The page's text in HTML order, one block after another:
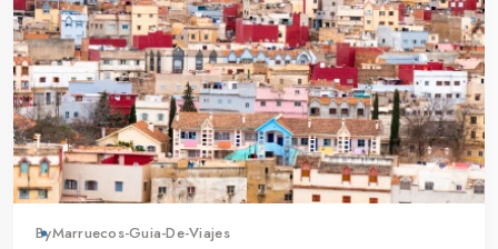
ByMarruecos-Guia-De-Viajes